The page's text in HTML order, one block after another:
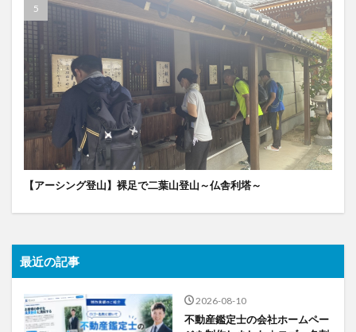
【アーシング登山】裸足で二葉山登山～仏舎利塔～
最近の記事
2026-08-10
不動産鑑定士の会社ホームペー